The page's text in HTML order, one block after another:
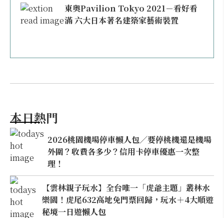
東奧Pavilion Tokyo 2021－看好看
滿 六大日本著名建築家藝術裝置
本日熱門
2026桃園機場停車懶人包／要停桃機還是機場
外圍？收費各多少？信用卡停車優惠一次整
理！
【雲林親子玩水】全台唯一「虎爺主題」叢林水
樂園！虎尾632高地免門票回歸，玩水＋4大順遊
秘境一日遊懶人包